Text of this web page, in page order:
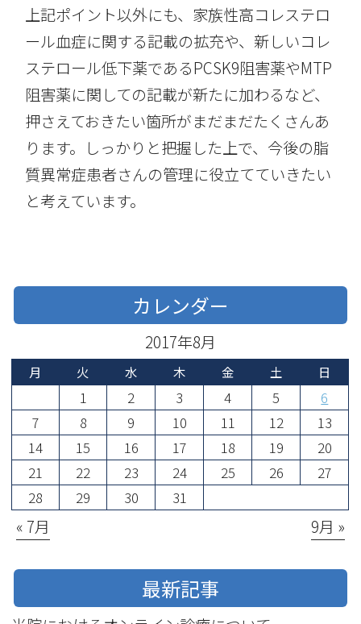
上記ポイント以外にも、家族性高コレステロ
ール血症に関する記載の拡充や、新しいコレ
ステロール低下薬であるPCSK9阻害薬やMTP
阻害薬に関しての記載が新たに加わるなど、
押さえておきたい箇所がまだまだたくさんあ
ります。しっかりと把握した上で、今後の脂
質異常症患者さんの管理に役立てていきたい
と考えています。
カレンダー
2017年8月
月 火 水 木 金 土 日
1 2 3 4 5
6
7
8 9 10 11 12
13
14
15 16 17 18 19
20
21
22 23 24 25 26
27
28
29 30 31
« 7月 9月 »
最新記事